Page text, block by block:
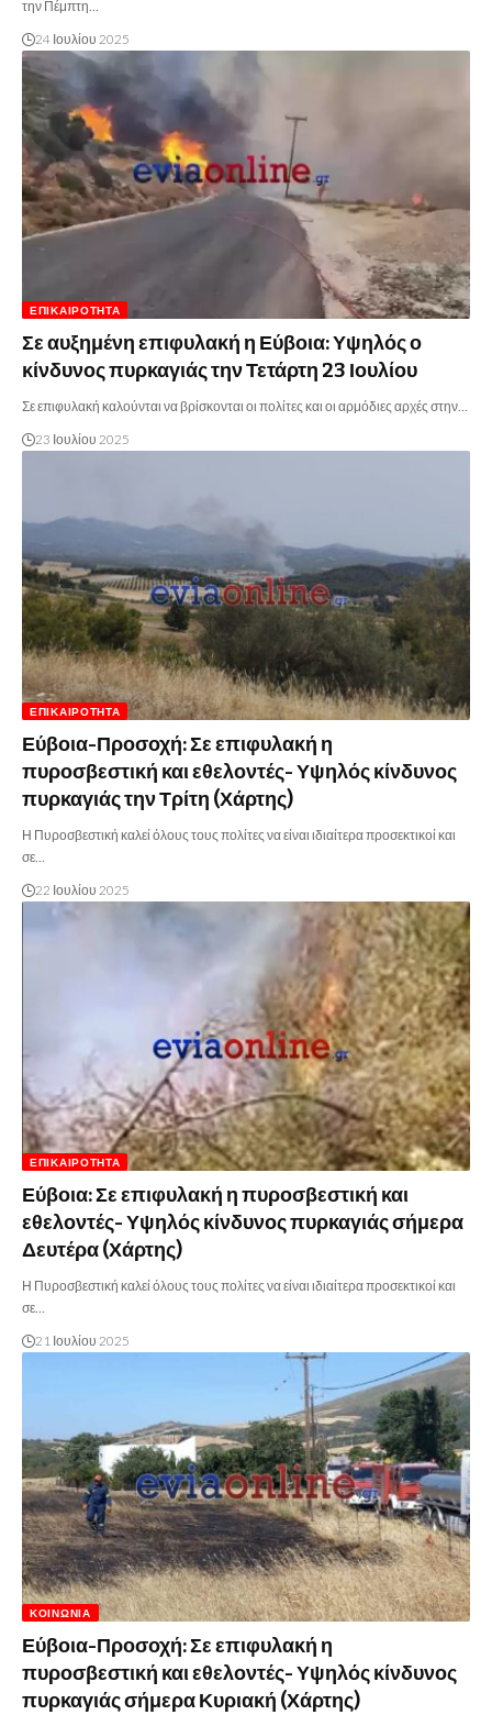
την Πέμπτη…
24 Ιουλίου 2025
ΕΠΙΚΑΙΡΌΤΗΤΑ
Σε αυξημένη επιφυλακή η Εύβοια: Υψηλός ο
κίνδυνος πυρκαγιάς την Τετάρτη 23 Ιουλίου
Σε επιφυλακή καλούνται να βρίσκονται οι πολίτες και οι αρμόδιες αρχές στην…
23 Ιουλίου 2025
ΕΠΙΚΑΙΡΌΤΗΤΑ
Εύβοια-Προσοχή: Σε επιφυλακή η
πυροσβεστική και εθελοντές- Υψηλός κίνδυνος
πυρκαγιάς την Τρίτη (Χάρτης)
Η Πυροσβεστική καλεί όλους τους πολίτες να είναι ιδιαίτερα προσεκτικοί και
σε…
22 Ιουλίου 2025
ΕΠΙΚΑΙΡΌΤΗΤΑ
Εύβοια: Σε επιφυλακή η πυροσβεστική και
εθελοντές- Υψηλός κίνδυνος πυρκαγιάς σήμερα
Δευτέρα (Χάρτης)
Η Πυροσβεστική καλεί όλους τους πολίτες να είναι ιδιαίτερα προσεκτικοί και
σε…
21 Ιουλίου 2025
ΚΟΙΝΩΝΊΑ
Εύβοια-Προσοχή: Σε επιφυλακή η
πυροσβεστική και εθελοντές- Υψηλός κίνδυνος
πυρκαγιάς σήμερα Κυριακή (Χάρτης)